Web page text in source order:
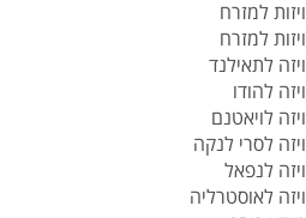
ויזות למזרח
ויזות למזרח
ויזה לתאילנד
ויזה להודו
ויזה לויאטנם
ויזה לסרי לנקה
ויזה לנפאל
ויזה לאוסטרליה